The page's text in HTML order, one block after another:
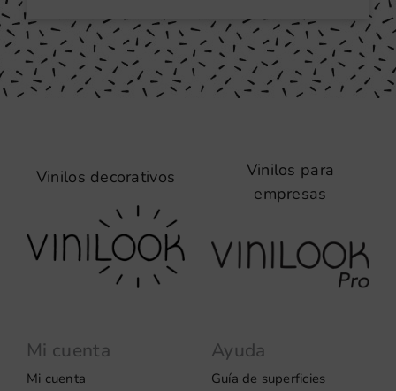
Vinilos decorativos
Mi cuenta
Mi cuenta
Ayuda
Guía de superficies
Vinilos para
empresas